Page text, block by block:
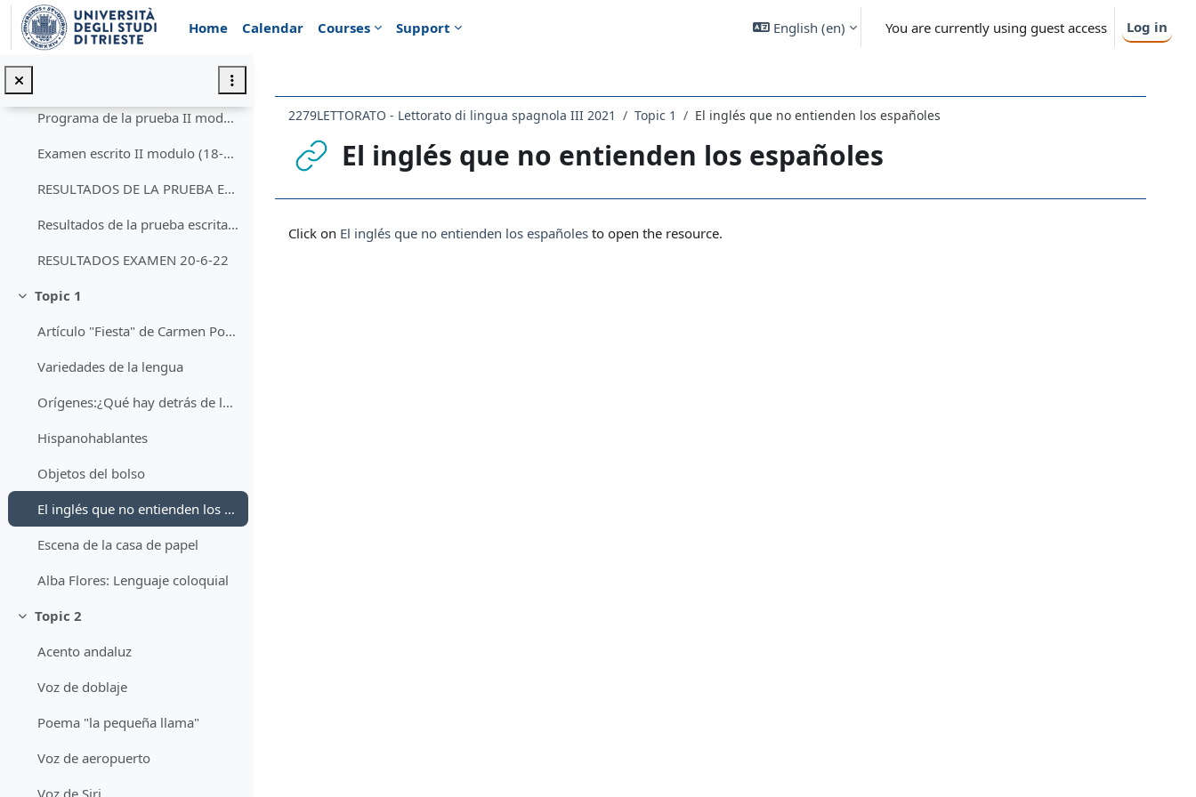
Skip to main content
Home
Calendar Courses Support English ‎(en)‎ You are currently using guest access Log in
Prova scritta II modulo (18-5-22) Hora 16 Aula C
Programa de la prueba II modulo (18-5-22)
Examen escrito II modulo (18-5-22)
RESULTADOS DE LA PRUEBA ESCRITA (18-5-22)
Resultados de la prueba escrita(6-6-2022)
RESULTADOS EXAMEN 20-6-22
Collapse
Topic 1
Artículo "Fiesta" de Carmen Posadas
Variedades de la lengua
Orígenes:¿Qué hay detrás de las decisiones de consumo que tomamos?
Hispanohablantes
Objetos del bolso
El inglés que no entienden los españoles
Escena de la casa de papel
Alba Flores: Lenguaje coloquial
Collapse
Topic 2
Acento andaluz
Voz de doblaje
Poema "la pequeña llama"
Voz de aeropuerto
2279LETTORATO - Lettorato di lingua spagnola III 2021 Topic 1 El inglés que no entienden los españoles
El inglés que no entienden los españoles
Click on El inglés que no entienden los españoles to open the resource.